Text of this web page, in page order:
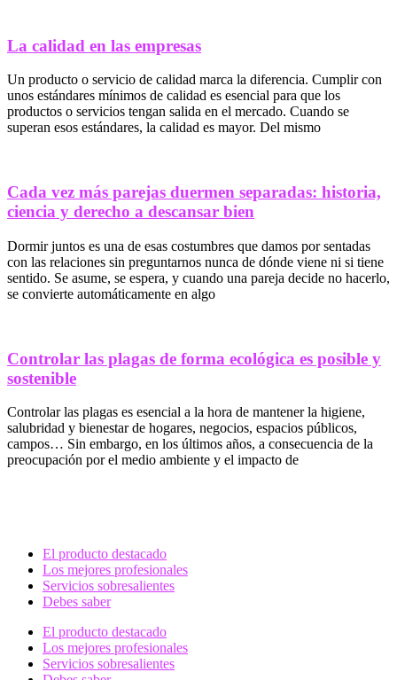
La calidad en las empresas
Un producto o servicio de calidad marca la diferencia. Cumplir con
unos estándares mínimos de calidad es esencial para que los
productos o servicios tengan salida en el mercado. Cuando se
superan esos estándares, la calidad es mayor. Del mismo
Cada vez más parejas duermen separadas: historia,
ciencia y derecho a descansar bien
Dormir juntos es una de esas costumbres que damos por sentadas
con las relaciones sin preguntarnos nunca de dónde viene ni si tiene
sentido. Se asume, se espera, y cuando una pareja decide no hacerlo,
se convierte automáticamente en algo
Controlar las plagas de forma ecológica es posible y
sostenible
Controlar las plagas es esencial a la hora de mantener la higiene,
salubridad y bienestar de hogares, negocios, espacios públicos,
campos… Sin embargo, en los últimos años, a consecuencia de la
preocupación por el medio ambiente y el impacto de
El producto destacado
Los mejores profesionales
Servicios sobresalientes
Debes saber
El producto destacado
Los mejores profesionales
Servicios sobresalientes